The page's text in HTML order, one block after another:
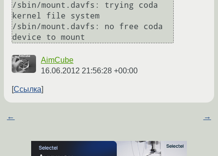
/sbin/mount.davfs: trying coda
kernel file system
/sbin/mount.davfs: no free coda
AimCube
16.06.2012 21:56:28 +00:00
Ссылка
← →